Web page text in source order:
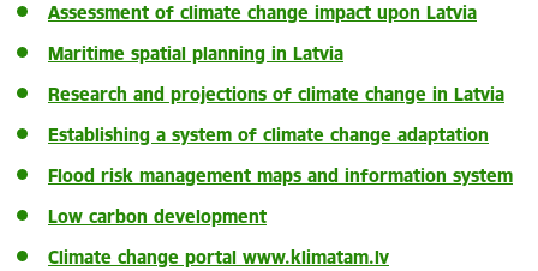
Assessment of climate change impact upon Latvia
Maritime spatial planning in Latvia
Research and projections of climate change in Latvia
Establishing a system of climate change adaptation
Flood risk management maps and information system
Low carbon development
Climate change portal www.klimatam.lv